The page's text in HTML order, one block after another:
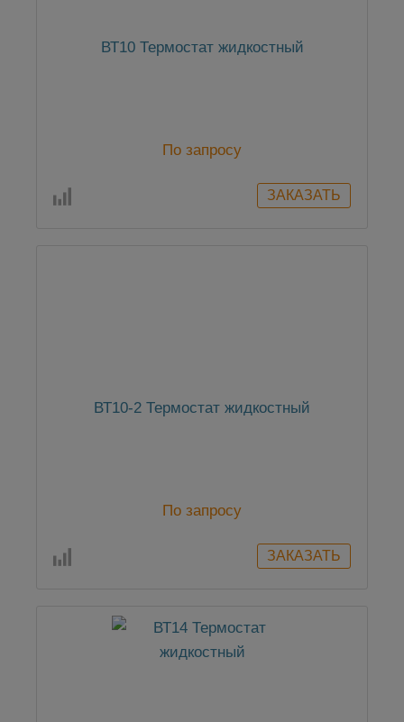
ВТ10 Термостат жидкостный
По запросу
ВТ10-2 Термостат жидкостный
По запросу